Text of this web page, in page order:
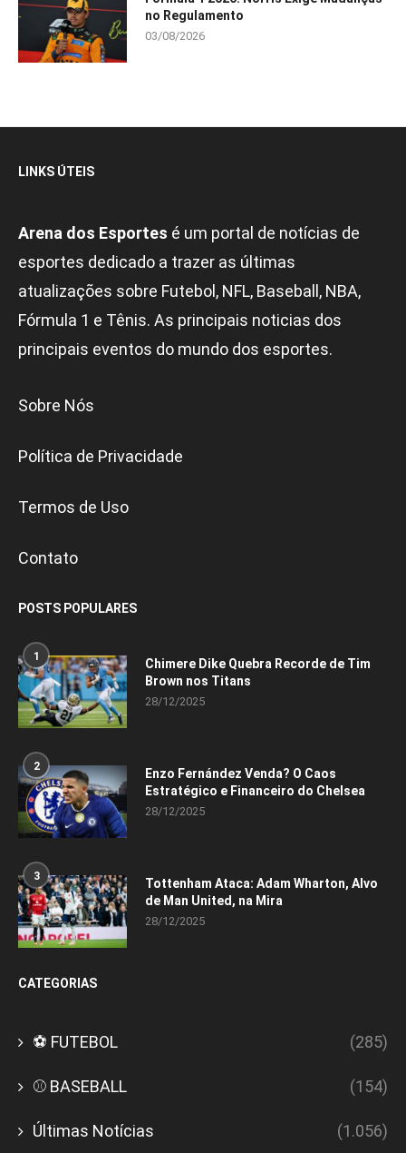
no Regulamento
03/08/2026
LINKS ÚTEIS
Arena dos Esportes é um portal de notícias de
esportes dedicado a trazer as últimas
atualizações sobre Futebol, NFL, Baseball, NBA,
Fórmula 1 e Tênis. As principais noticias dos
principais eventos do mundo dos esportes.
Sobre Nós
Política de Privacidade
Termos de Uso
Contato
POSTS POPULARES
1
Chimere Dike Quebra Recorde de Tim
Brown nos Titans
28/12/2025
2
Enzo Fernández Venda? O Caos
Estratégico e Financeiro do Chelsea
28/12/2025
3
Tottenham Ataca: Adam Wharton, Alvo
de Man United, na Mira
28/12/2025
CATEGORIAS
⚽ FUTEBOL (285)
⚾ BASEBALL (154)
Últimas Notícias (1.056)